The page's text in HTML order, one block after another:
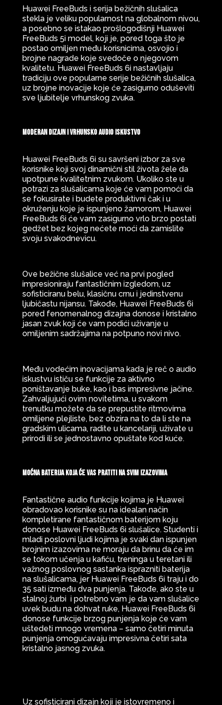
Huawei FreeBuds i serija bežičnih slušalica
stekla je veliku popularnost na globalnom nivou,
a posebno se istakao prošlogodišnji Huawei
FreeBuds 5i model, koji je, pored toga što je
postao omiljen među korisnicima, osvojio i
brojne nagrade koje svedoče o njegovom
kvalitetu. Huawei FreeBuds 6i nastavljaju
tradiciju ove popularne serije bežičnih slušalica,
uz brojne inovacije koje će zasigurno oduševiti
sve ljubitelje vrhunskog zvuka.
Moderan dizajn i vrhunsko audio iskustvo
Huawei FreeBuds 6i su savršeni izbor za sve
korisnike koji svoj dinamični stil života žele da
upotpune kvalitetnim zvukom. Ukoliko ste u
potrazi za slušalicama koje će vam pomoći da
se fokusirate i budete produktivni čak i u
okruženju koje je ispunjeno žamorom, Huawei
FreeBuds 6i će vam zasigurno vrlo brzo postati
gedžet bez kojeg nećete moći da zamislite
svoju svakodnevicu.
Ove bežične slušalice već na prvi pogled
impresioniraju fantastičnim izgledom, uz
sofisticiranu belu, klasičnu crnu i jedinstvenu
ljubičastu nijansu. Takođe, Huawei FreeBuds 6i
pored fenomenalnog dizajna donose i kristalno
jasan zvuk koji će vam podići uživanje u
omiljenim sadržajima na potpuno novi nivo.
Među vodećim inovacijama kada je reč o audio
iskustvu ističu se funkcije za aktivno
poništavanje buke, kao i bas impresivne jačine.
Zahvaljujući ovim novitetima, u svakom
trenutku možete da se prepustite ritmovima
omiljene plejliste, bez obzira na to da li ste na
gradskim ulicama, radite u kancelariji, uživate u
prirodi ili se jednostavno opuštate kod kuće.
Moćna baterija koja će vas pratiti na svim izazovima
Fantastične audio funkcije kojima je Huawei
obradovao korisnike su na idealan način
kompletirane fantastičnom baterijom koju
donose Huawei FreeBuds 6i slušalice. Studenti i
mladi poslovni ljudi kojima je svaki dan ispunjen
brojnim izazovima ne moraju da brinu da će im
se tokom učenja u kafiću, treninga u teretani ili
važnog poslovnog sastanka isprazniti baterija
na slušalicama, jer Huawei FreeBuds 6i traju i do
35 sati između dva punjenja. Takođe, ako ste u
stalnoj žurbi i potrebno vam je da vam slušalice
uvek budu na dohvat ruke, Huawei FreeBuds 6i
donose funkcije brzog punjenja koje će vam
uštedeti mnogo vremena – samo četiri minuta
punjenja omogućavaju impresivna četiri sata
kristalno jasnog zvuka.
Uz sofisticirani dizajn koji je istovremeno i